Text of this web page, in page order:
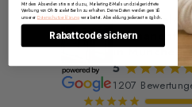
Oh Bracelet
Permanent
in München
5 ¡¡¡¡
1207
¡ ¡ ¡ ¡ ¡
Mit dem Absenden stimmst du zu, Marketing-E-Mails und zielgerichtete
Werbung von Oh Bracelet Berlin zu erhalten. Deine Daten werden gemäß
unserer Datenschutzerklärung verarbeitet. Abmeldung jederzeit möglich.
Rabattcode sichern